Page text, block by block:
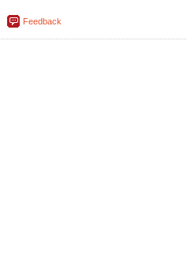
Feedback